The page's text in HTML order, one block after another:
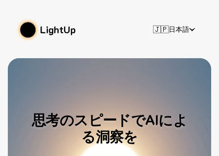
LightUp 🇯🇵日本語
思考のスピードでAIによ
る洞察を